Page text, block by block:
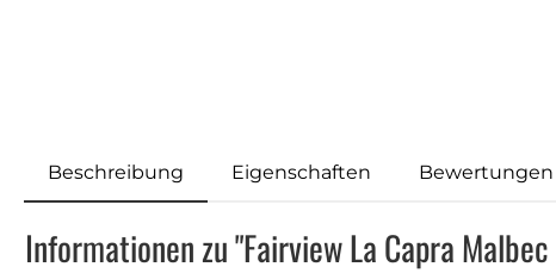
Beschreibung Eigenschaften Bewertungen
Informationen zu "Fairview La Capra